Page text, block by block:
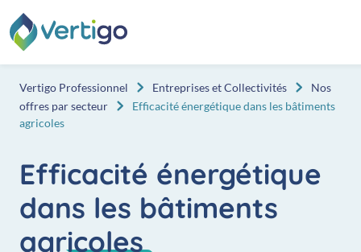
Aller au contenu
Vertigo Professionnel Entreprises et Collectivités
Nos
offres par secteur
Efficacité énergétique dans les bâtiments
agricoles
Efficacité énergétique
dans les bâtiments
agricoles